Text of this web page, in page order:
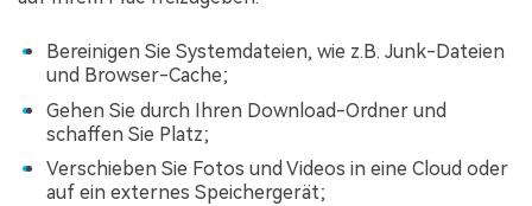
Bereinigen Sie Systemdateien, wie z.B. Junk-Dateien
und Browser-Cache;
Gehen Sie durch Ihren Download-Ordner und
schaffen Sie Platz;
Verschieben Sie Fotos und Videos in eine Cloud oder
auf ein externes Speichergerät;